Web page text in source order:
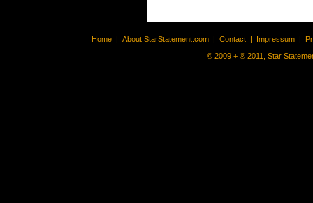
Home | About StarStatement.com | Contact | Impressum |
© 2009 + ® 2011, Star